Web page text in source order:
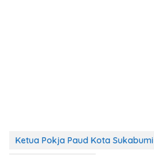
Ketua Pokja Paud Kota Sukabumi